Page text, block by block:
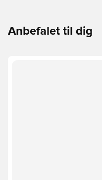
Anbefalet til dig